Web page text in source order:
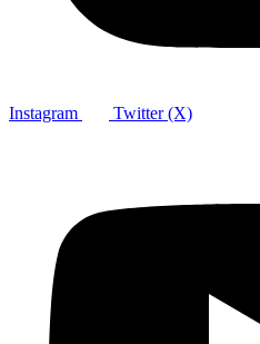
Instagram Twitter (X)